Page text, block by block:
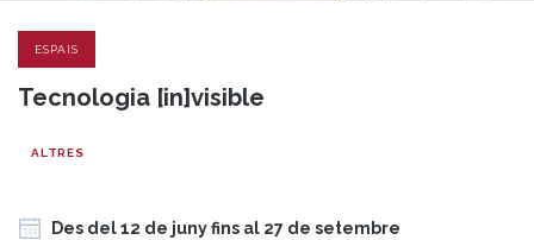
ESPAIS
Tecnologia [in]visible
ALTRES
Des del 12 de juny fins al 27 de setembre